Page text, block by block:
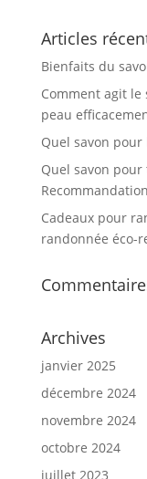
Articles
Bienfaits du
Comment agit le
peau
Quel savon pour
Quel savon pour
Cadeaux pour
randonnée éco-
Archives
janvier 2025
décembre 2024
novembre 2024
octobre 2024
juillet 2023